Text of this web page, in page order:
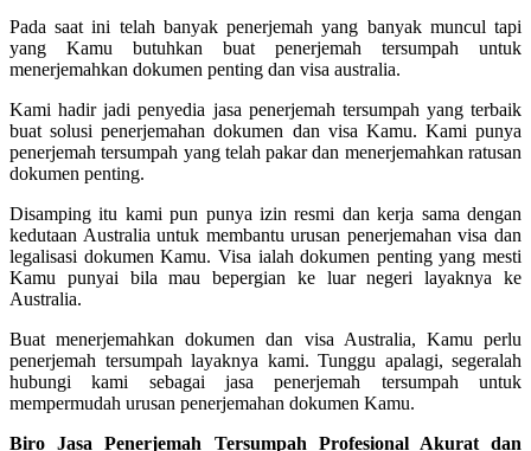
Pada saat ini telah banyak penerjemah yang banyak muncul tapi
yang Kamu butuhkan buat penerjemah tersumpah untuk
menerjemahkan dokumen penting dan visa australia.
Kami hadir jadi penyedia jasa penerjemah tersumpah yang terbaik
buat solusi penerjemahan dokumen dan visa Kamu. Kami punya
penerjemah tersumpah yang telah pakar dan menerjemahkan ratusan
dokumen penting.
Disamping itu kami pun punya izin resmi dan kerja sama dengan
kedutaan Australia untuk membantu urusan penerjemahan visa dan
legalisasi dokumen Kamu. Visa ialah dokumen penting yang mesti
Kamu punyai bila mau bepergian ke luar negeri layaknya ke
Australia.
Buat menerjemahkan dokumen dan visa Australia, Kamu perlu
penerjemah tersumpah layaknya kami. Tunggu apalagi, segeralah
hubungi kami sebagai jasa penerjemah tersumpah untuk
mempermudah urusan penerjemahan dokumen Kamu.
Biro Jasa Penerjemah Tersumpah Profesional Akurat dan